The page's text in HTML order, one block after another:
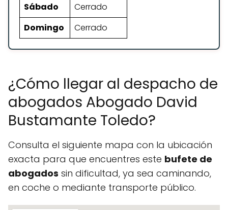
Sábado
Cerrado
Domingo
Cerrado
¿Cómo llegar al despacho de
abogados Abogado David
Bustamante Toledo?
Consulta el siguiente mapa con la ubicación
exacta para que encuentres este bufete de
abogados sin dificultad, ya sea caminando,
en coche o mediante transporte público.